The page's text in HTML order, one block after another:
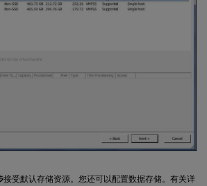
接受默认存储资源。您还可以配置数据存储。有关详